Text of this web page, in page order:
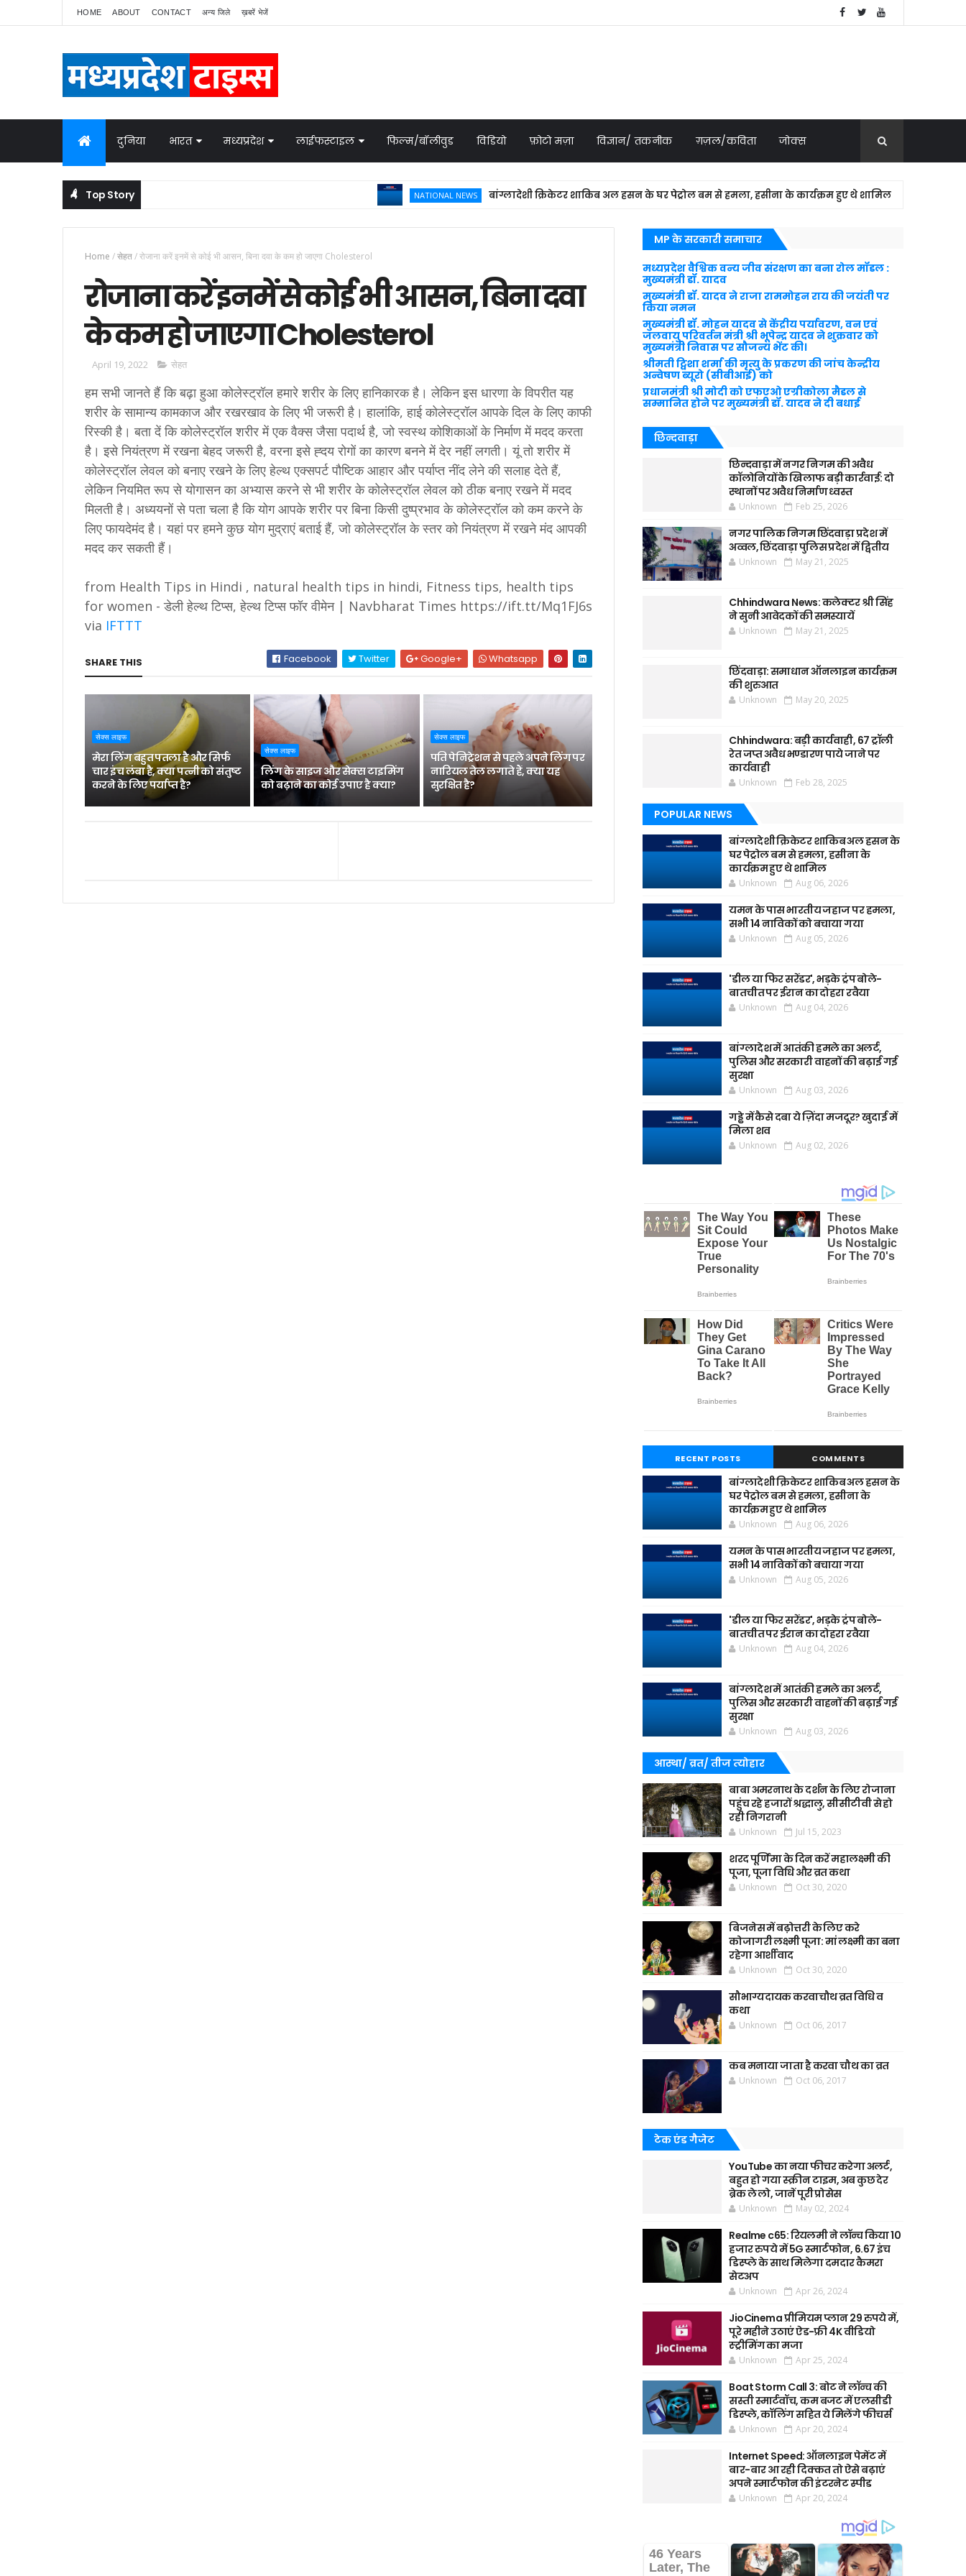
HOME ABOUT CONTACT अन्य जिले ख़बरें भेजें
दुनिया भारत मध्यप्रदेश लाईफस्टाइल फिल्म/बॉलीवुड विडियो फ़ोटो मज़ा विज्ञान/ तकनीक ग़ज़ल/कविता जोक्स
Top Story NATIONAL NEWS बांग्लादेशी क्रिकेटर शाकिब अल हसन के घर पेट्रोल बम से हमला, हसीना के कार्यक्रम हुए थे शामिल
Home /सेहत/रोजाना करें इनमें से कोई भी आसन, बिना दवा के कम हो जाएगा Cholesterol
रोजाना करें इनमें से कोई भी आसन, बिना दवा
के कम हो जाएगा Cholesterol
April 19, 2022 सेहत
हम सभी जानते हैं कि बढ़ा हुआ कोलेस्ट्रॉल हमारे शरीर के लिए हानिकारक है। लेकिन इस धारणा के विपरीत यह
शरीर के सामान्य कामकाज और रखरखाव के लिए भी जरूरी है। हालांकि, हाई कोलेस्ट्रॉल आपके दिल के लिए काफी
रिस्की है। बता दें कि कोलेस्ट्रॉल शरीर में एक वैक्स जैसा पदार्थ है, जो स्वस्थ कोशिकाओं के निर्माण में मदद करता
है। इसे नियंत्रण में रखना बेहद जरूरी है, वरना इसे ह्दय रोगों का कारण बनने में देर नहीं लगती। यूं तो शरीर में
कोलेस्ट्रॉल लेवल को बनाए रखने के लिए हेल्थ एक्सपर्ट पौष्टिक आहार और पर्याप्त नींद लेने की सलाह देते हैं,
लेकिन नियमित रूप से योगासन का अभ्यास करने से भी शरीर के कोलेस्ट्रॉल लेवल को ठीक बनाए रखने में मदद
मिलती है। अध्ययनों से पता चला है कि योग आपके शरीर पर बिना किसी दुष्प्रभाव के कोलेस्ट्रॉल को कम करने के
लिए फायदेमंद है। यहां पर हमने कुछ योग मुद्राएं बताई हैं, जो कोलेस्ट्रॉल के स्तर को नियंत्रण में रखने मंद आपकी
मदद कर सकती हैं।
from Health Tips in Hindi , natural health tips in hindi, Fitness tips, health tips
for women - डेली हेल्थ टिप्स, हेल्थ टिप्स फॉर वीमेन | Navbharat Times https://ift.tt/Mq1FJ6s
via IFTTT
SHARE THIS Facebook Twitter Google+ Whatsapp
सेक्स लाइफ
मेरा लिंग बहुत पतला है और सिर्फ
चार इंच लंबा है, क्या पत्नी को संतुष्ट
करने के लिए पर्याप्त है?
सेक्स लाइफ
लिंग के साइज और सेक्स टाइमिंग
को बढ़ाने का कोई उपाए है क्या?
सेक्स लाइफ
पति पेनिट्रेशन से पहले अपने लिंग पर
नारियल तेल लगाते हैं, क्या यह
सुरक्षित है?
MP के सरकारी समाचार
मध्यप्रदेश वैश्विक वन्य जीव संरक्षण का बना रोल मॉडल :
मुख्यमंत्री डॉ. यादव
मुख्यमंत्री डॉ. यादव ने राजा राममोहन राय की जयंती पर
किया नमन
मुख्यमंत्री डॉ. मोहन यादव से केंद्रीय पर्यावरण, वन एवं
जलवायु परिवर्तन मंत्री श्री भूपेन्द्र यादव ने शुक्रवार को
मुख्यमंत्री निवास पर सौजन्य भेंट की।
श्रीमती ट्विशा शर्मा की मृत्यु के प्रकरण की जांच केन्द्रीय
अन्वेषण ब्यूरो (सीबीआई) को
प्रधानमंत्री श्री मोदी को एफएओ एग्रीकोला मैडल से
सम्मानित होने पर मुख्यमंत्री डॉ. यादव ने दी बधाई
छिन्दवाड़ा
छिन्दवाड़ा में नगर निगम की अवैध
कॉलोनियों के खिलाफ बड़ी कार्रवाई: दो
स्थानों पर अवैध निर्माण ध्वस्त
Unknown Feb 25, 2026
नगर पालिक निगम छिंदवाड़ा प्रदेश में
अव्वल, छिंदवाड़ा पुलिस प्रदेश में द्वितीय
Unknown May 21, 2025
Chhindwara News: कलेक्टर श्री सिंह
ने सुनी आवेदकों की समस्यायें
Unknown May 21, 2025
छिंदवाड़ा: समाधान ऑनलाइन कार्यक्रम
की शुरुआत
Unknown May 20, 2025
Chhindwara: बड़ी कार्यवाही, 67 ट्रॉली
रेत जप्त अवैध भण्डारण पाये जाने पर
कार्यवाही
Unknown Feb 28, 2025
POPULAR NEWS
बांग्लादेशी क्रिकेटर शाकिब अल हसन के
घर पेट्रोल बम से हमला, हसीना के
कार्यक्रम हुए थे शामिल
Unknown Aug 06, 2026
यमन के पास भारतीय जहाज पर हमला,
सभी 14 नाविकों को बचाया गया
Unknown Aug 05, 2026
'डील या फिर सरेंडर', भड़के ट्रंप बोले-
बातचीत पर ईरान का दोहरा रवैया
Unknown Aug 04, 2026
बांग्लादेश में आतंकी हमले का अलर्ट,
पुलिस और सरकारी वाहनों की बढ़ाई गई
सुरक्षा
Unknown Aug 03, 2026
गड्ढे में कैसे दबा ये ज़िंदा मजदूर? खुदाई में
मिला शव
Unknown Aug 02, 2026
RECENT POSTS COMMENTS
बांग्लादेशी क्रिकेटर शाकिब अल हसन के
घर पेट्रोल बम से हमला, हसीना के
कार्यक्रम हुए थे शामिल
Unknown Aug 06, 2026
यमन के पास भारतीय जहाज पर हमला,
सभी 14 नाविकों को बचाया गया
Unknown Aug 05, 2026
'डील या फिर सरेंडर', भड़के ट्रंप बोले-
बातचीत पर ईरान का दोहरा रवैया
Unknown Aug 04, 2026
बांग्लादेश में आतंकी हमले का अलर्ट,
पुलिस और सरकारी वाहनों की बढ़ाई गई
सुरक्षा
Unknown Aug 03, 2026
आस्था/ व्रत/ तीज त्‍योहार
बाबा अमरनाथ के दर्शन के लिए रोजाना
पहुंच रहे हजारों श्रद्धालु, सीसीटीवी से हो
रही निगरानी
Unknown Jul 15, 2023
शरद पूर्णिमा के दिन करें महालक्ष्मी की
पूजा, पूजा विधि और व्रत कथा
Unknown Oct 30, 2020
बिजनेस में बढ़ोत्तरी के लिए करे
कोजागरी लक्ष्मी पूजा: मां लक्ष्मी का बना
रहेगा आर्शीवाद
Unknown Oct 30, 2020
सौभाग्यदायक करवाचौथ व्रत विधि व
कथा
Unknown Oct 06, 2017
कब मनाया जाता है करवा चौथ का व्रत
Unknown Oct 06, 2017
टेक एंड गैजेट
YouTube का नया फीचर करेगा अलर्ट,
बहुत हो गया स्क्रीन टाइम, अब कुछ देर
ब्रेक ले लो, जानें पूरी प्रोसेस
Unknown May 02, 2024
Realme c65: रियलमी ने लॉन्च किया 10
हजार रुपये में 5G स्मार्टफोन, 6.67 इंच
डिस्प्ले के साथ मिलेगा दमदार कैमरा
सेटअप
Unknown Apr 26, 2024
JioCinema प्रीमियम प्लान 29 रुपये में,
पूरे महीने उठाएं ऐड-फ्री 4K वीडियो
स्ट्रीमिंग का मजा
Unknown Apr 25, 2024
Boat Storm Call 3: बोट ने लॉन्च की
सस्ती स्मार्टवॉच, कम बजट में एलसीडी
डिस्प्ले, कॉलिंग सहित ये मिलेंगे फीचर्स
Unknown Apr 20, 2024
Internet Speed: ऑनलाइन पेमेंट में
बार-बार आ रही दिक्कत तो ऐसे बढ़ाएं
अपने स्मार्टफोन की इंटरनेट स्पीड
Unknown Apr 20, 2024